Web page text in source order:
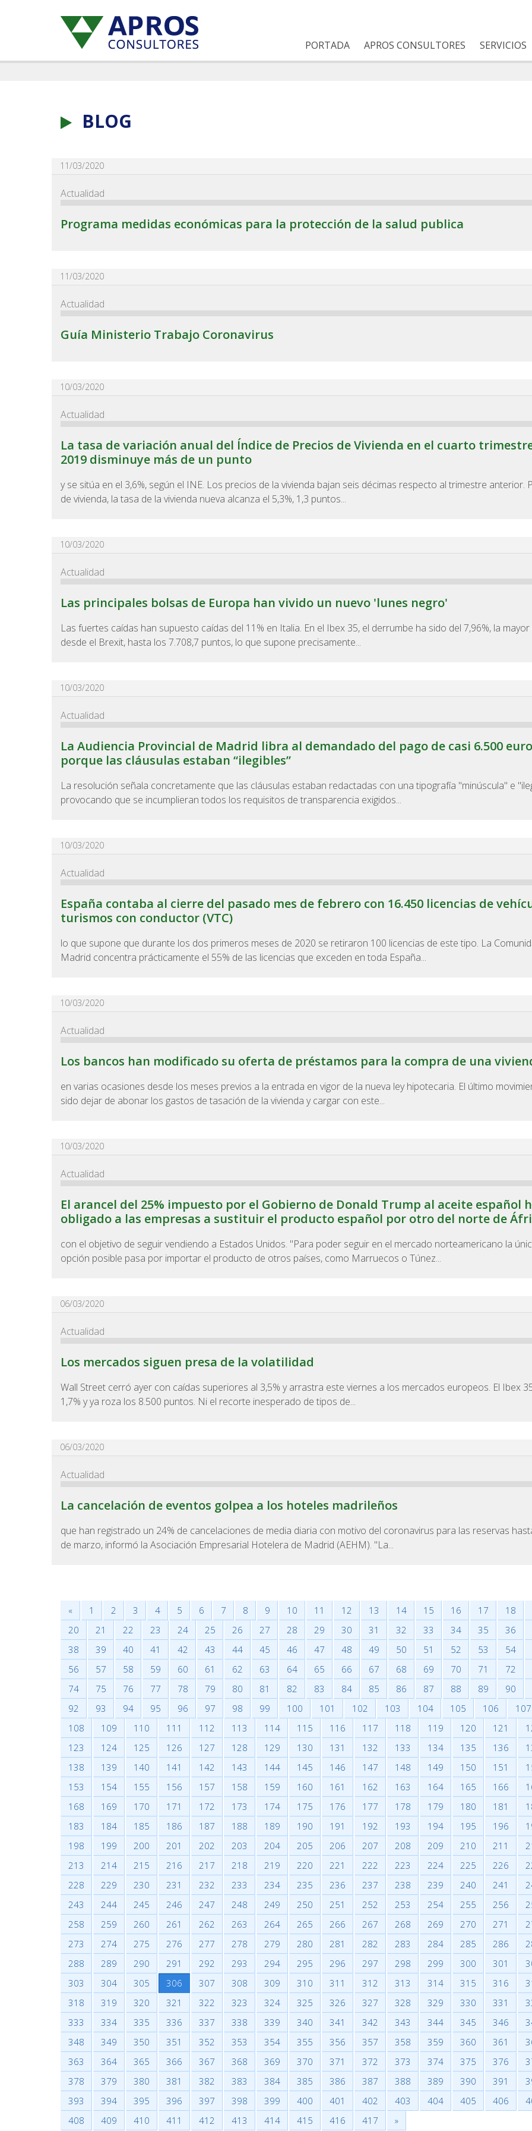
PORTADA APROS CONSULTORES SERVICIOS
BLOG
11/03/2020
Actualidad
Programa medidas económicas para la protección de la salud publica
11/03/2020
Actualidad
Guía Ministerio Trabajo Coronavirus
10/03/2020
Actualidad
La tasa de variación anual del Índice de Precios de Vivienda en el cuarto
2019 disminuye más de un punto
y se sitúa en el 3,6%, según el INE. Los precios de la vivienda bajan seis décimas respecto al trimestre anterior.
de vivienda, la tasa de la vivienda nueva alcanza el 5,3%, 1,3 puntos...
10/03/2020
Actualidad
Las principales bolsas de Europa han vivido un nuevo 'lunes negro'
Las fuertes caídas han supuesto caídas del 11% en Italia. En el Ibex 35, el derrumbe ha sido del 7,96%, la mayor
desde el Brexit, hasta los 7.708,7 puntos, lo que supone precisamente...
10/03/2020
Actualidad
La Audiencia Provincial de Madrid libra al demandado del pago de casi 6.500
porque las cláusulas estaban “ilegibles”
La resolución señala concretamente que las cláusulas estaban redactadas con una tipografía "minúscula" e
provocando que se incumplieran todos los requisitos de transparencia exigidos...
10/03/2020
Actualidad
España contaba al cierre del pasado mes de febrero con 16.450 licencias de
turismos con conductor (VTC)
lo que supone que durante los dos primeros meses de 2020 se retiraron 100 licencias de este tipo. La
Madrid concentra prácticamente el 55% de las licencias que exceden en toda España...
10/03/2020
Actualidad
Los bancos han modificado su oferta de préstamos para la compra de una
en varias ocasiones desde los meses previos a la entrada en vigor de la nueva ley hipotecaria. El último
sido dejar de abonar los gastos de tasación de la vivienda y cargar con este...
10/03/2020
Actualidad
El arancel del 25% impuesto por el Gobierno de Donald Trump al aceite español
obligado a las empresas a sustituir el producto español por otro del norte de
con el objetivo de seguir vendiendo a Estados Unidos. "Para poder seguir en el mercado norteamericano la
opción posible pasa por importar el producto de otros países, como Marruecos o Túnez...
06/03/2020
Actualidad
Los mercados siguen presa de la volatilidad
Wall Street cerró ayer con caídas superiores al 3,5% y arrastra este viernes a los mercados europeos. El Ibex
1,7% y ya roza los 8.500 puntos. Ni el recorte inesperado de tipos de...
06/03/2020
Actualidad
La cancelación de eventos golpea a los hoteles madrileños
que han registrado un 24% de cancelaciones de media diaria con motivo del coronavirus para las reservas
de marzo, informó la Asociación Empresarial Hotelera de Madrid (AEHM). "La...
« 1 2 3 4 5 6 7 8 9 10 11 12 13 14 15 16 17 18
20
21 22 23 24 25 26 27 28 29 30 31 32 33 34 35 36
38
39 40 41 42 43 44 45 46 47 48 49 50 51 52 53 54
56
57 58 59 60 61 62 63 64 65 66 67 68 69 70 71 72
74
75 76 77 78 79 80 81 82 83 84 85 86 87 88 89 90
92
93 94 95 96 97 98 99 100 101 102 103 104 105 106
107
108
109 110 111 112 113 114 115 116 117 118 119 120 121
123
124 125 126 127 128 129 130 131 132 133 134 135 136
138
139 140 141 142 143 144 145 146 147 148 149 150 151
153
154 155 156 157 158 159 160 161 162 163 164 165 166
168
169 170 171 172 173 174 175 176 177 178 179 180 181
183
184 185 186 187 188 189 190 191 192 193 194 195 196
198
199 200 201 202 203 204 205 206 207 208 209 210 211
213
214 215 216 217 218 219 220 221 222 223 224 225 226
228
229 230 231 232 233 234 235 236 237 238 239 240 241
243
244 245 246 247 248 249 250 251 252 253 254 255 256
258
259 260 261 262 263 264 265 266 267 268 269 270 271
273
274 275 276 277 278 279 280 281 282 283 284 285 286
288
289 290 291 292 293 294 295 296 297 298 299 300 301
303
304 305 306 307 308 309 310 311 312 313 314 315 316
318
319 320 321 322 323 324 325 326 327 328 329 330 331
333
334 335 336 337 338 339 340 341 342 343 344 345 346
348
349 350 351 352 353 354 355 356 357 358 359 360 361
363
364 365 366 367 368 369 370 371 372 373 374 375 376
378
379 380 381 382 383 384 385 386 387 388 389 390 391
393
394 395 396 397 398 399 400 401 402 403 404 405 406
408
409 410 411 412 413 414 415 416 417 »